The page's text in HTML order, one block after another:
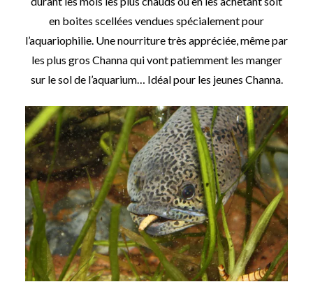
en boites scellées vendues spécialement pour
l’aquariophilie. Une nourriture très appréciée, même par
les plus gros Channa qui vont patiemment les manger
sur le sol de l’aquarium… Idéal pour les jeunes Channa.